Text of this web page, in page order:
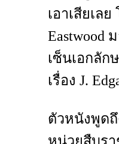
เอาเสียเล
Eastwood
เซ็นเอกลั
เรื่อง J.
ตัวหนังพูดถึ